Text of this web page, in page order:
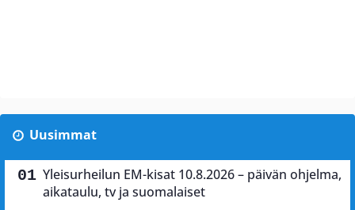
Uusimmat
Yleisurheilun EM-kisat 10.8.2026 – päivän ohjelma,
aikataulu, tv ja suomalaiset